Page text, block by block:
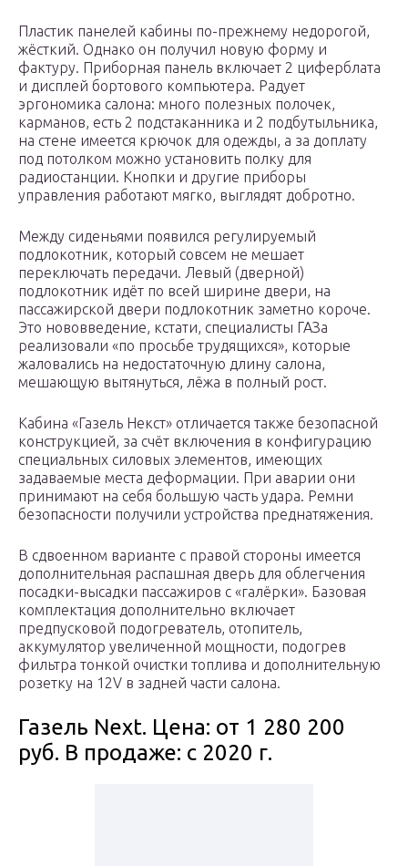
Пластик панелей кабины по-прежнему недорогой,
жёсткий. Однако он получил новую форму и
фактуру. Приборная панель включает 2 циферблата
и дисплей бортового компьютера. Радует
эргономика салона: много полезных полочек,
карманов, есть 2 подстаканника и 2 подбутыльника,
на стене имеется крючок для одежды, а за доплату
под потолком можно установить полку для
радиостанции. Кнопки и другие приборы
управления работают мягко, выглядят добротно.
Между сиденьями появился регулируемый
подлокотник, который совсем не мешает
переключать передачи. Левый (дверной)
подлокотник идёт по всей ширине двери, на
пассажирской двери подлокотник заметно короче.
Это нововведение, кстати, специалисты ГАЗа
реализовали «по просьбе трудящихся», которые
жаловались на недостаточную длину салона,
мешающую вытянуться, лёжа в полный рост.
Кабина «Газель Некст» отличается также безопасной
конструкцией, за счёт включения в конфигурацию
специальных силовых элементов, имеющих
задаваемые места деформации. При аварии они
принимают на себя большую часть удара. Ремни
безопасности получили устройства преднатяжения.
В сдвоенном варианте с правой стороны имеется
дополнительная распашная дверь для облегчения
посадки-высадки пассажиров с «галёрки». Базовая
комплектация дополнительно включает
предпусковой подогреватель, отопитель,
аккумулятор увеличенной мощности, подогрев
фильтра тонкой очистки топлива и дополнительную
розетку на 12V в задней части салона.
Газель Next. Цена: от 1 280 200
руб. В продаже: c 2020 г.